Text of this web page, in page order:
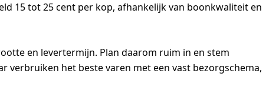
15 tot 25 cent per kop, afhankelijk van boonkwaliteit en
en levertermijn. Plan daarom ruim in en stem
het beste varen met een vast bezorgschema,